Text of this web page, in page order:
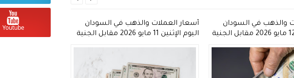
والذهب في السودان
اليوم الثلاثاء 12 مايو 2026 مقابل الجنية
أسعار العملات والذهب في السودان
اليوم الإثنين 11 مايو 2026 مقابل الجنية
أسعار العملات
Youtube